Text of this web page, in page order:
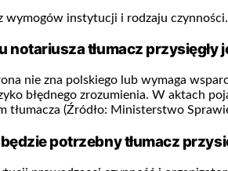
wymogów instytucji i rodzaju czynności.
notariusza tłumacz
nie zna polskiego lub wymaga
błędnego zrozumienia. W aktach
tłumacza (Źródło: Ministerstwo
potrzebny tłumacz